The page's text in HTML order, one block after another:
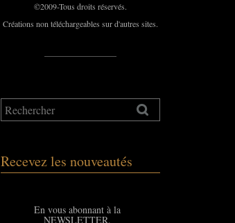
©2009-Tous droits réservés.
Créations non téléchargeables sur d'autres sites.
Recevez les nouveautés